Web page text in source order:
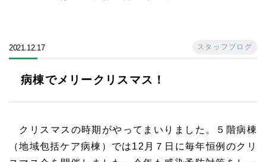
2021.12.17 スタッフブログ
病棟でメリークリスマス！
クリスマスの時期がやってまいりました。５階病棟
（地域包括ケア病棟）では12月７日に毎年恒例のクリ